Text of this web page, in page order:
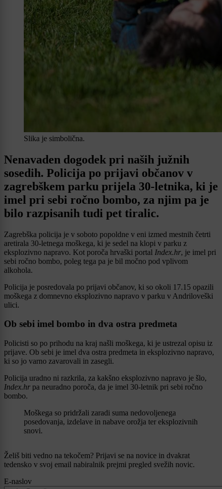
Slika je simbolična.
Nenavaden dogodek pri naših južnih
sosedih. Policija po prijavi občanov v
zagrebškem parku prijela 30-letnika, ki je
imel pri sebi ročno bombo, za njim pa je
bilo razpisanih tudi pet tiralic.
Zagrebška policija je v soboto popoldne v eni izmed mestnih četrti
aretirala 30-letnega moškega, ki je sedel na klopi v parku z
eksplozivno napravo. Kot poroča hrvaški portal Index.hr, je imel pri
sebi ročno bombo, poleg tega pa je bil močno pod vplivom
alkohola.
Policija je posredovala po prijavi občanov, ki so okoli 17.15 opazili
moškega z domnevno eksplozivno napravo v parku v Andriloveški
ulici.
Ob sebi imel bombo in dva ostra predmeta
Policisti so po prihodu na kraj našli moškega, ki je ustrezal opisu iz
prijave. Ob sebi je imel dva ostra predmeta in eksplozivno napravo,
ki so jo varno zavarovali in zasegli.
Policija uradno ni razkrila, za kakšno eksplozivno napravo je šlo,
Index.hr pa neuradno poroča, da je imel 30-letnik pri sebi ročno
bombo.
Moškega so pridržali zaradi suma nedovoljenega
posedovanja, izdelave in nabave orožja ter eksplozivnih
snovi.
Želiš biti vedno na tekočem? Prijavi se na novice in dvakrat
tedensko v svoj email nabiralnik prejmi pregled svežih novic.
E-naslov